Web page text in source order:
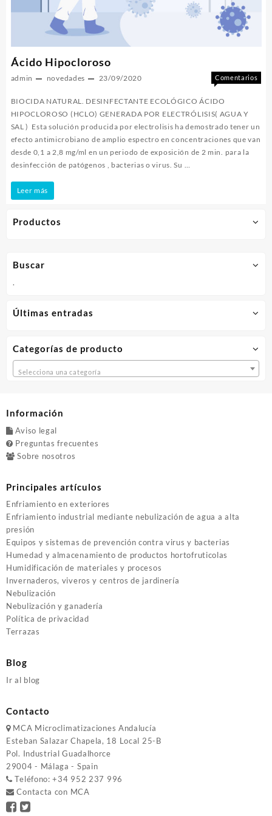
Productos
Ácido Hipocloroso
admin novedades 23/09/2020
Comentarios
desactivados
BIOCIDA NATURAL. DESINFECTANTE ECOLÓGICO ÁCIDO
HIPOCLOROSO (HCLO) GENERADA POR ELECTRÓLISIS( AGUA Y
SAL ) Esta solución producida por electrolisis ha demostrado tener un
efecto antimicrobiano de amplio espectro en concentraciones que van
desde 0,1 a 2,8 mg/ml en un periodo de exposición de 2 min. para la
desinfección de patógenos , bacterias o virus. Su …
Ácido
Leer más
Buscar
.
Últimas entradas
Categorías de producto
Selecciona una categoría
Información
Aviso legal
Preguntas frecuentes
Sobre nosotros
Principales artículos
Enfriamiento en exteriores
Enfriamiento industrial mediante nebulización de agua a alta
presión
Equipos y sistemas de prevención contra virus y bacterias
Humedad y almacenamiento de productos hortofruticolas
Humidificación de materiales y procesos
Invernaderos, viveros y centros de jardinería
Nebulización
Nebulización y ganadería
Política de privacidad
Terrazas
Blog
Ir al blog
Contacto
MCA Microclimatizaciones Andalucía
Esteban Salazar Chapela, 18 Local 25-B
Pol. Industrial Guadalhorce
29004 - Málaga - Spain
Teléfono:+34 952 237 996
Contacta con MCA